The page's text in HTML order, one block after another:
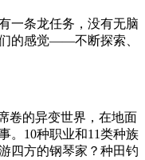
一条龙任务，没有无脑
的感觉——不断探索、
卷的异变世界，在地面
。10种职业和11类种族
四方的钢琴家？种田钓